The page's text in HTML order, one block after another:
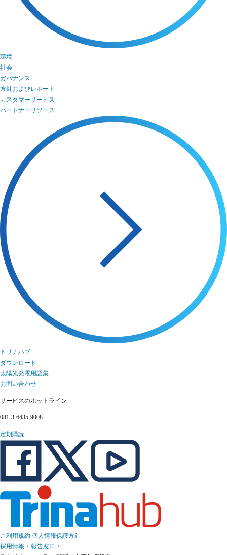
環境
社会
ガバナンス
方針およびレポート
カスタマーサービス
パートナーリソース
トリナハブ
ダウンロード
太陽光発電用語集
お問い合わせ
サービスのホットライン
081-3-6435-9008
定期購読
ご利用規約 個人情報保護方針
採用情報 > 報告窓口 >